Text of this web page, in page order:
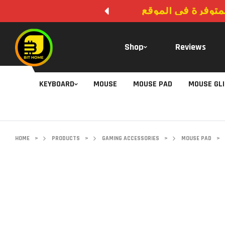
في الموقع
Shop Reviews
KEYBOARD MOUSE MOUSE PAD MOUSE
HOME > PRODUCTS > GAMING ACCESSORIES > MOUSE PAD >